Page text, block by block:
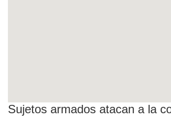
Sujetos armados atacan a la